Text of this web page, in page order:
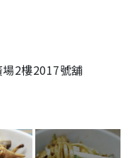
2樓2017號舖